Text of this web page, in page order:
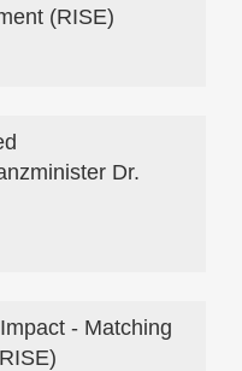
(RISE)
Dr.
- Matching